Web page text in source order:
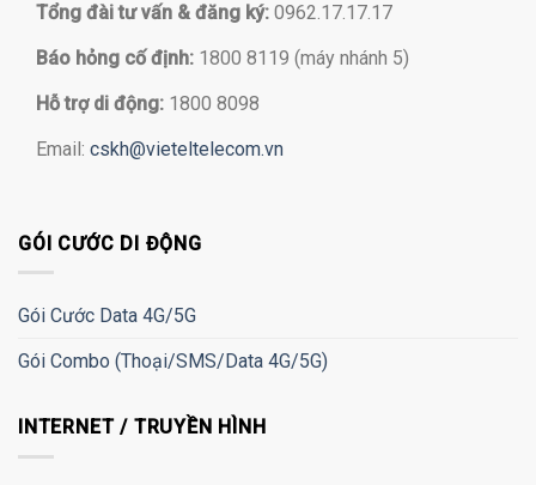
Tổng đài tư vấn & đăng ký: 0962.17.17.17
Báo hỏng cố định: 1800 8119 (máy nhánh 5)
Hỗ trợ di động: 1800 8098
Email: cskh@vieteltelecom.vn
GÓI CƯỚC DI ĐỘNG
Gói Cước Data 4G/5G
Gói Combo (Thoại/SMS/Data 4G/5G)
INTERNET / TRUYỀN HÌNH